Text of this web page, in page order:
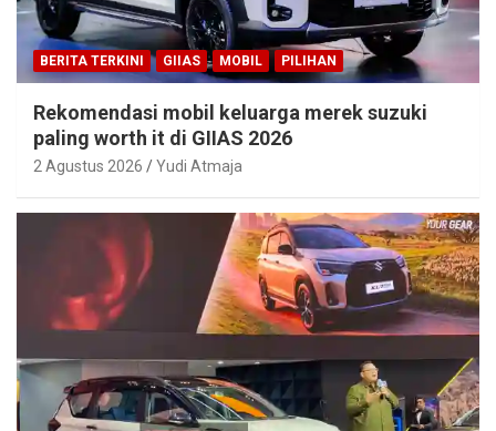
BERITA TERKINI GIIAS MOBIL PILIHAN
Rekomendasi mobil keluarga merek suzuki
paling worth it di GIIAS 2026
2 Agustus 2026 Yudi Atmaja